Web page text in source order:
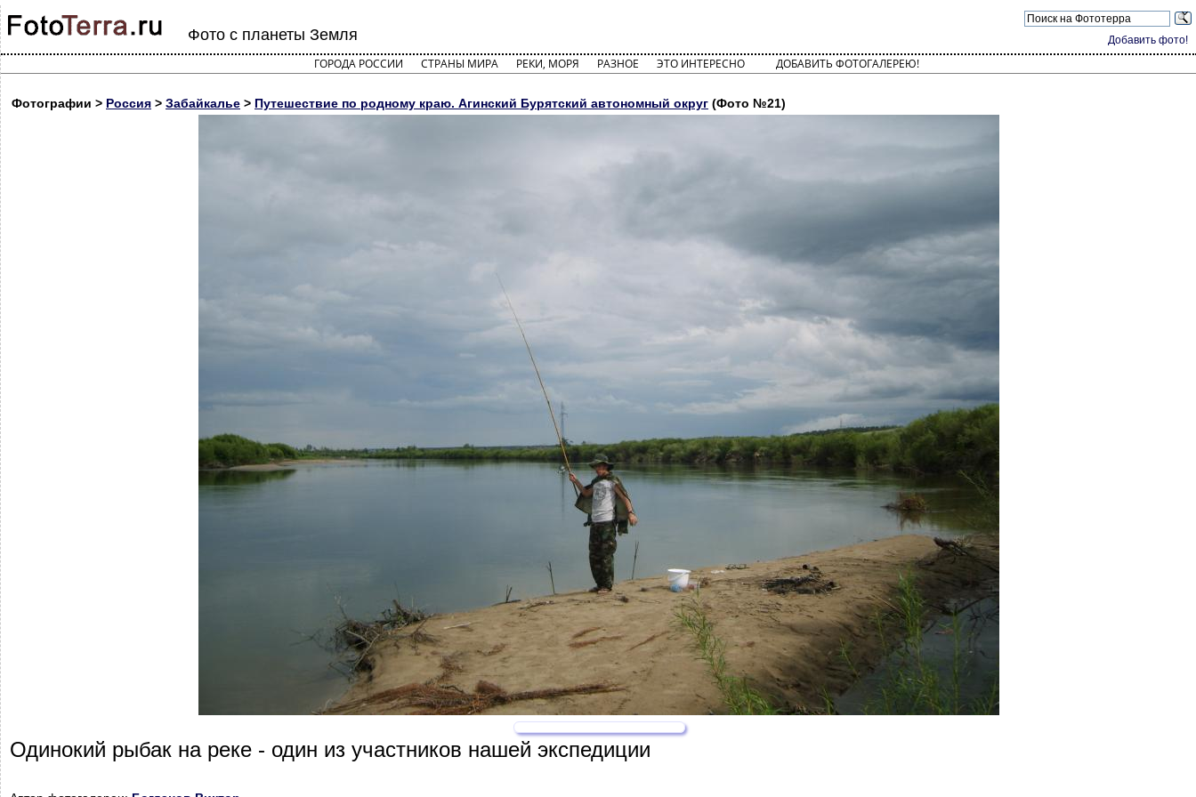
Добавить фото!
Фото с планеты Земля
ГОРОДА РОССИИ СТРАНЫ МИРА РЕКИ, МОРЯ РАЗНОЕ ЭТО ИНТЕРЕСНО ДОБАВИТЬ ФОТОГАЛЕРЕЮ!
Фотографии > Россия > Забайкалье > Путешествие по родному краю. Агинский Бурятский автономный округ (Фото №21)
Одинокий рыбак на реке - один из участников нашей экспедиции